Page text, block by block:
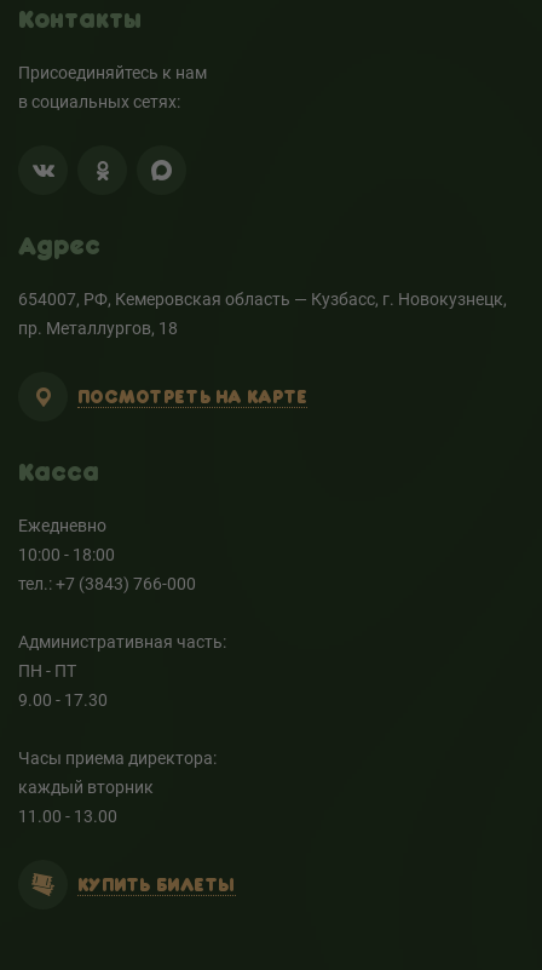
Контакты
Присоединяйтесь к нам
в социальных сетях:
Адрес
654007, РФ, Кемеровская область — Кузбасс, г. Новокузнецк,
пр. Металлургов, 18
ПОСМОТРЕТЬ НА КАРТЕ
Касса
Ежедневно
10:00 - 18:00
тел.: +7 (3843) 766-000
Административная часть:
ПН - ПТ
9.00 - 17.30
Часы приема директора:
каждый вторник
11.00 - 13.00
КУПИТЬ БИЛЕТЫ